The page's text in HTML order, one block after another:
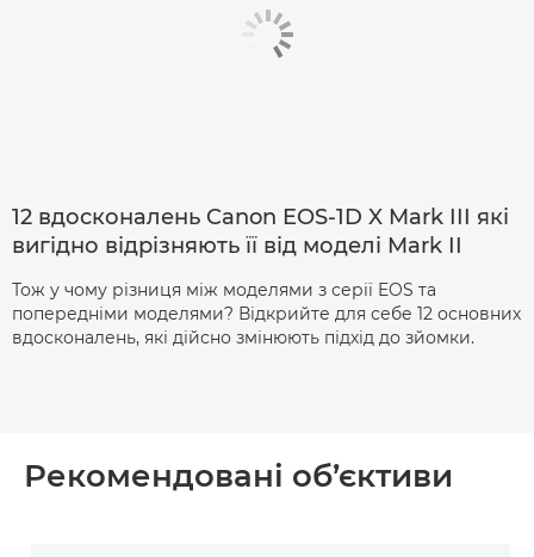
12 вдосконалень Canon EOS-1D X Mark III які
вигідно відрізняють її від моделі Mark II
Тож у чому різниця між моделями з серії EOS та
попередніми моделями? Відкрийте для себе 12 основних
вдосконалень, які дійсно змінюють підхід до зйомки.
Рекомендовані об’єктиви